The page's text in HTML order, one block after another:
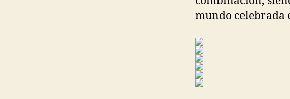
mundo celebrada